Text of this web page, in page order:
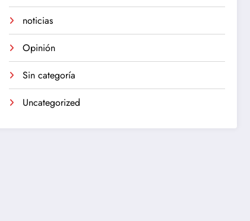
noticias
Opinión
Sin categoría
Uncategorized